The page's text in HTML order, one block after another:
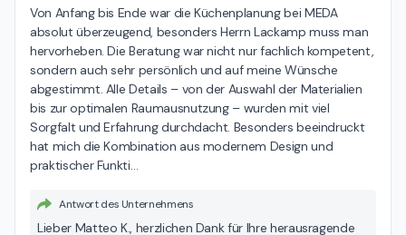
Von Anfang bis Ende war die Küchenplanung bei MEDA
absolut überzeugend, besonders Herrn Lackamp muss man
hervorheben. Die Beratung war nicht nur fachlich kompetent,
sondern auch sehr persönlich und auf meine Wünsche
abgestimmt. Alle Details – von der Auswahl der Materialien
bis zur optimalen Raumausnutzung – wurden mit viel
Sorgfalt und Erfahrung durchdacht. Besonders beeindruckt
hat mich die Kombination aus modernem Design und
praktischer Funkti…
Antwort des Unternehmens
Lieber Matteo K., herzlichen Dank für Ihre herausragende